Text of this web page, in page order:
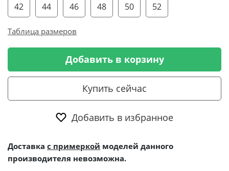
42 44 46 48 50 52
Таблица размеров
Добавить в корзину
Купить сейчас
Добавить в избранное
Доставка с примеркой моделей данного
производителя невозможна.